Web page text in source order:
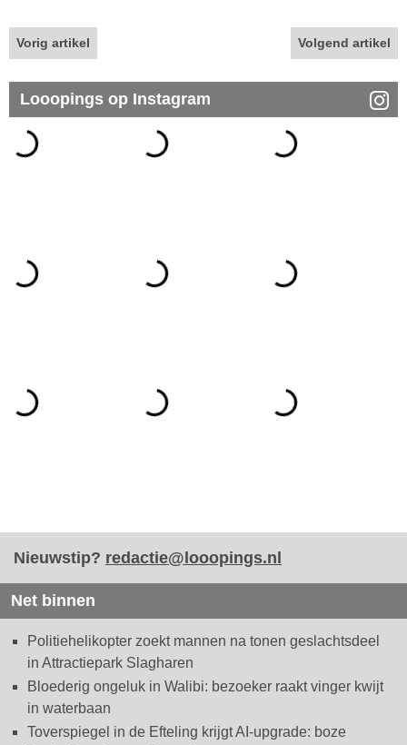
Vorig artikel Volgend artikel
Looopings op Instagram
Nieuwstip? redactie@looopings.nl
Net binnen
Politiehelikopter zoekt mannen na tonen geslachtsdeel
in Attractiepark Slagharen
Bloederig ongeluk in Walibi: bezoeker raakt vinger kwijt
in waterbaan
Toverspiegel in de Efteling krijgt AI-upgrade: boze